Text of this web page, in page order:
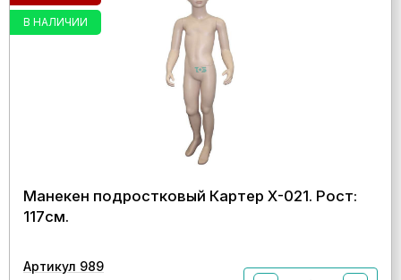
В НАЛИЧИИ
Манекен подростковый Картер Х-021. Рост:
117см.
Артикул 989